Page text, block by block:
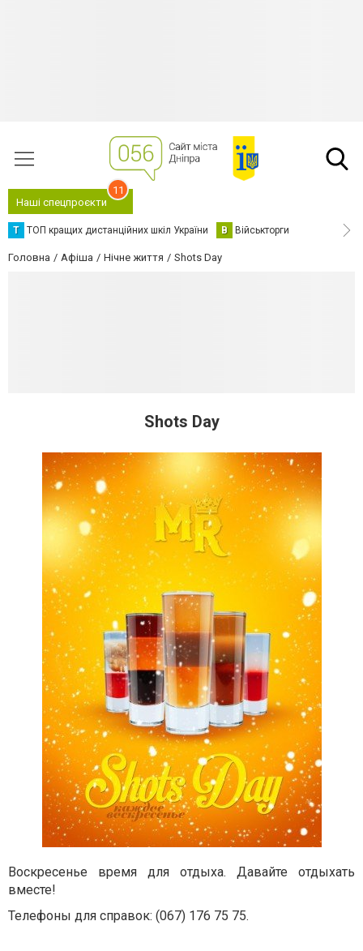
Наші спецпроєкти
11
Т ТОП кращих дистанційних шкіл України В Військторги
Головна Афіша Нічне життя Shots Day
Shots Day
Воскресенье время для отдыха. Давайте отдыхать
вместе!
Телефоны для справок: (067) 176 75 75.